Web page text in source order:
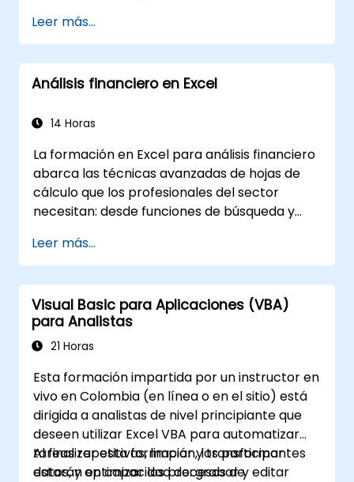
Leer más...
Análisis financiero en Excel
14 Horas
La formación en Excel para análisis financiero
abarca las técnicas avanzadas de hojas de
cálculo que los profesionales del sector
necesitan: desde funciones de búsqueda y
dinámicos, formato condicional, flujos de
trabajo con datos externos y análisis de
valores. Profundiza en enfoques prácticos
para evaluar conceptos como el valor del
dinero en el tiempo, identificar tendencias del
mercado, construir modelos de proyección
de herramientas analíticas de Excel para
realizar cálculos financieros complejos y
generar informes.
Leer más...
Visual Basic para Aplicaciones (VBA)
para Analistas
21 Horas
Esta formación impartida por un instructor en
vivo en Colombia (en línea o en el sitio) está
dirigida a analistas de nivel principiante que
deseen utilizar Excel VBA para automatizar
tareas repetitivas, limpiar y transformar
datos, y optimizar los procesos de
Al finalizar esta formación, los participantes
estarán en capacidad de: grabar y editar